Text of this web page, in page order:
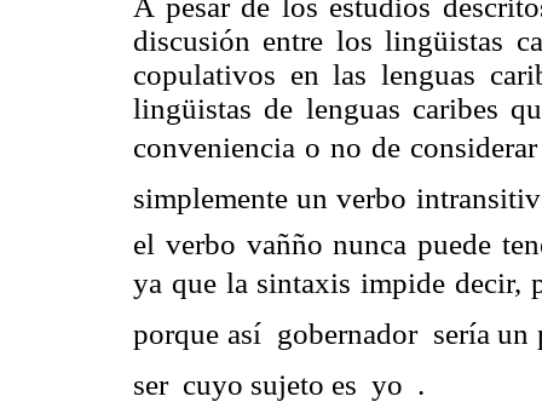
discusión entre los lingüistas
copulativos en las lenguas
lingüistas de lenguas caribes
conveniencia o no de
simplemente un verbo
el verbo vañño nunca puede
ya que la sintaxis impide decir,
porque así  gobernador  sería
ser  cuyo sujeto es  yo  .